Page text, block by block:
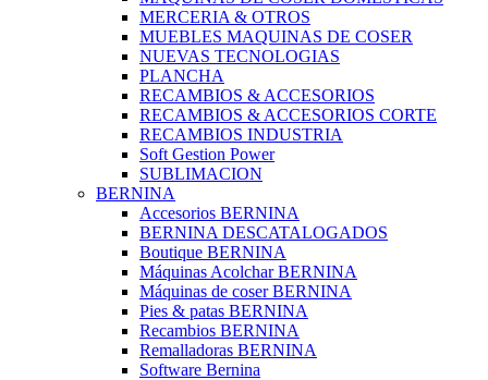
MERCERIA & OTROS
MUEBLES MAQUINAS DE COSER
NUEVAS TECNOLOGIAS
PLANCHA
RECAMBIOS & ACCESORIOS
RECAMBIOS & ACCESORIOS CORTE
RECAMBIOS INDUSTRIA
Soft Gestion Power
SUBLIMACION
BERNINA
Accesorios BERNINA
BERNINA DESCATALOGADOS
Boutique BERNINA
Máquinas Acolchar BERNINA
Máquinas de coser BERNINA
Pies & patas BERNINA
Recambios BERNINA
Remalladoras BERNINA
Software Bernina